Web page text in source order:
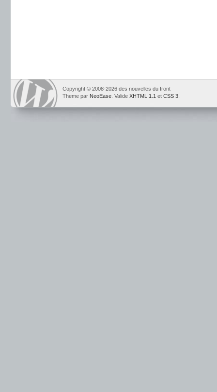
Copyright © 2008-2026 des nouvelles du front
Theme par NeoEase . Valide XHTML 1.1 et CSS 3